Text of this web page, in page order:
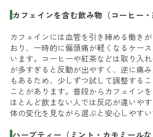
カフェインを含む飲み物（コーヒー・
カフェインには血管を引き締める働き
おり、一時的に偏頭痛が軽くなるケー
います。コーヒーや紅茶などは取り入
が多すぎると反動が出やすく、逆に痛
もあるため、少しずつ試して調整する
ことがあります。普段からカフェインを
ほとんど飲まない人では反応が違いや
体の変化を見ながら選ぶと安心しやすい